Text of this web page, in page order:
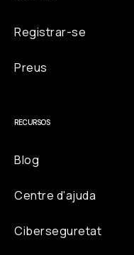
Registrar-se
Preus
RECURSOS
Blog
Centre d'ajuda
Ciberseguretat